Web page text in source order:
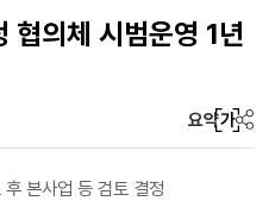
협의체 시범운영 1년
요약가
본사업 등 검토 결정